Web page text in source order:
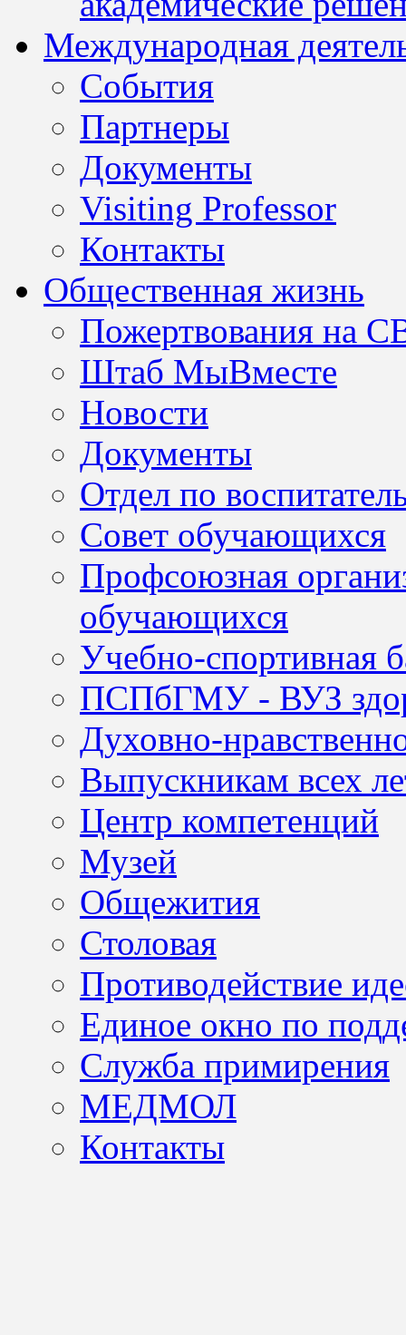
Международная
События
Партнеры
Документы
Visiting Professor
Контакты
Общественная жизнь
Пожертвования на
Штаб МыВместе
Новости
Документы
Отдел по
Совет обучающихся
Профсоюзная
обучающихся
Учебно-спортивная
ПСПбГМУ - ВУЗ
Духовно-
Выпускникам всех
Центр компетенций
Музей
Общежития
Столовая
Противодействие
Единое окно по
Служба примирения
МЕДМОЛ
Контакты